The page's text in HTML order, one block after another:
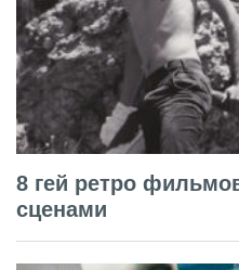
8 гей ретро
сценами